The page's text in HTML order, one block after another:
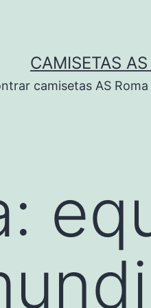
CAMISETAS
camisetas AS